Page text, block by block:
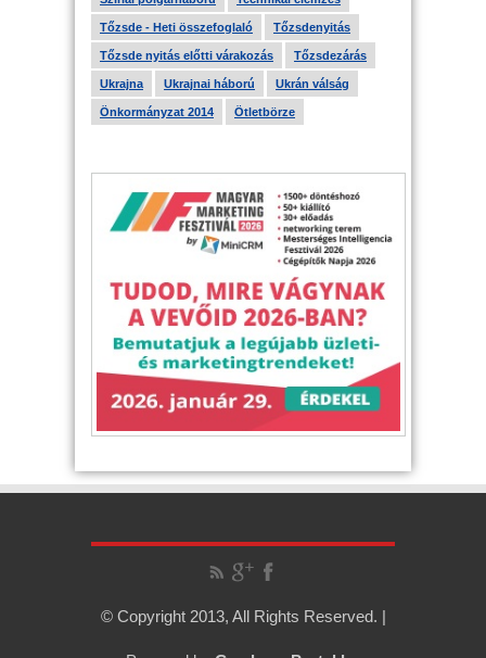
Tőzsde - Heti összefoglaló Tőzsdenyitás
Tőzsde nyitás előtti várakozás Tőzsdezárás
Ukrajna Ukrajnai háború Ukrán válság
Önkormányzat 2014 Ötletbörze
© Copyright 2013, All Rights Reserved. |